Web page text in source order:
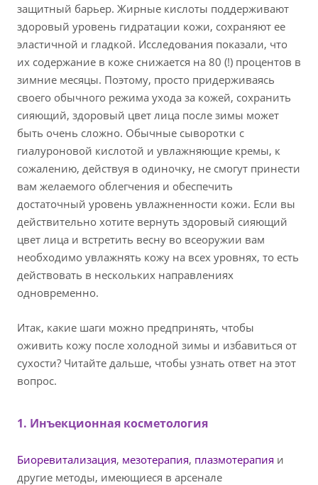
защитный барьер. Жирные кислоты поддерживают
здоровый уровень гидратации кожи, сохраняют ее
эластичной и гладкой. Исследования показали, что
их содержание в коже снижается на 80 (!) процентов в
зимние месяцы. Поэтому, просто придерживаясь
своего обычного режима ухода за кожей, сохранить
сияющий, здоровый цвет лица после зимы может
быть очень сложно. Обычные сыворотки с
гиалуроновой кислотой и увлажняющие кремы, к
сожалению, действуя в одиночку, не смогут принести
вам желаемого облегчения и обеспечить
достаточный уровень увлажненности кожи. Если вы
действительно хотите вернуть здоровый сияющий
цвет лица и встретить весну во всеоружии вам
необходимо увлажнять кожу на всех уровнях, то есть
действовать в нескольких направлениях
одновременно.
Итак, какие шаги можно предпринять, чтобы
оживить кожу после холодной зимы и избавиться от
сухости? Читайте дальше, чтобы узнать ответ на этот
вопрос.
1. Инъекционная косметология
Биоревитализация, мезотерапия, плазмотерапия и
другие методы, имеющиеся в арсенале